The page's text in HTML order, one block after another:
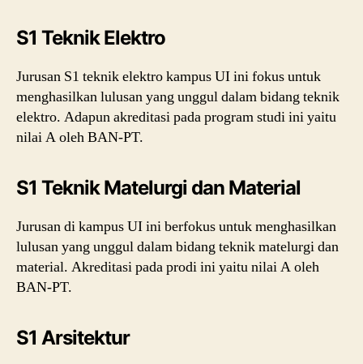
S1 Teknik Elektro
Jurusan S1 teknik elektro kampus UI ini fokus untuk
menghasilkan lulusan yang unggul dalam bidang teknik
elektro. Adapun akreditasi pada program studi ini yaitu
nilai A oleh BAN-PT.
S1 Teknik Matelurgi dan Material
Jurusan di kampus UI ini berfokus untuk menghasilkan
lulusan yang unggul dalam bidang teknik matelurgi dan
material. Akreditasi pada prodi ini yaitu nilai A oleh
BAN-PT.
S1 Arsitektur